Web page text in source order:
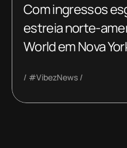
Com ingressos
estreia norte-
World em Nova
#VibezNews